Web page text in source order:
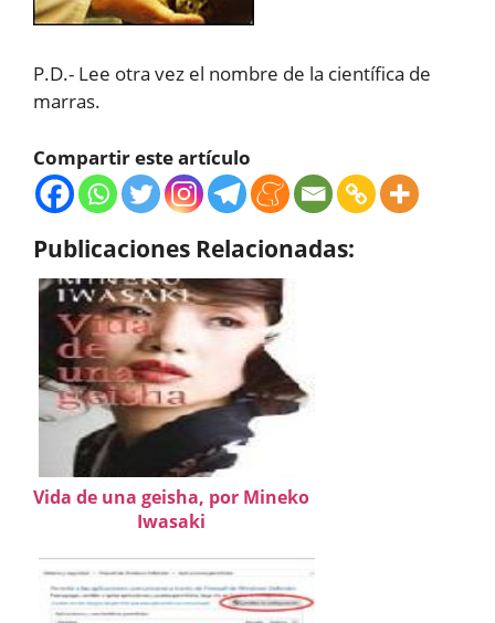
P.D.- Lee otra vez el nombre de la científica de
marras.
Compartir este artículo
Publicaciones Relacionadas:
Vida de una geisha, por Mineko
Iwasaki